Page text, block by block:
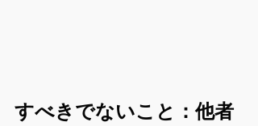
すべきでないこと：他者